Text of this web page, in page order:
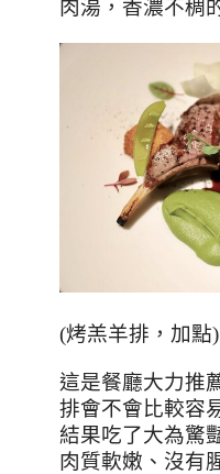
肉湯，香濃不稠
(烤羔羊排，加點)
這是餐廳大力推
排會不會比較容
結果吃了大為驚
肉質軟嫩、沒有